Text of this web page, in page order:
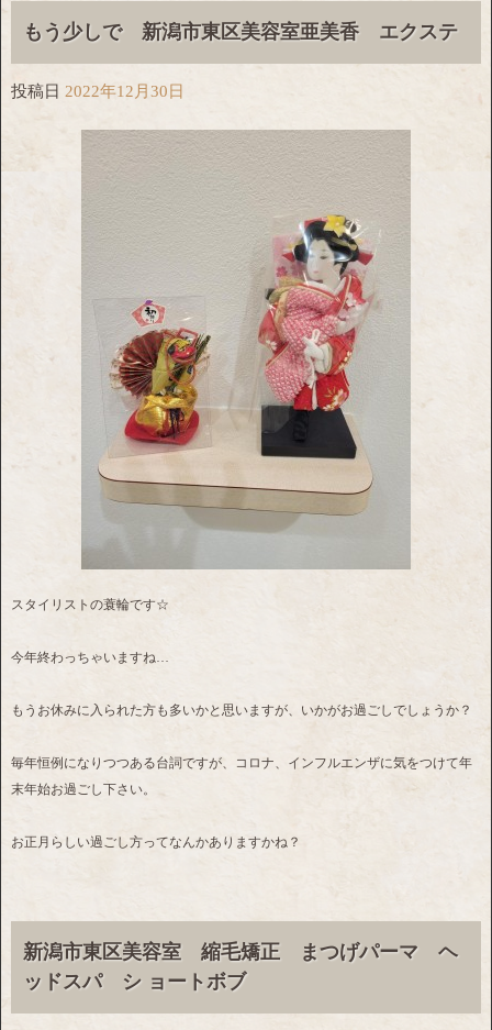
もう少しで 新潟市東区美容室亜美香 エクステ
投稿日 2022年12月30日
スタイリストの蓑輪です☆
今年終わっちゃいますね…
もうお休みに入られた方も多いかと思いますが、いかがお過ごしでしょうか？
毎年恒例になりつつある台詞ですが、コロナ、インフルエンザに気をつけて年
末年始お過ごし下さい。
お正月らしい過ごし方ってなんかありますかね？
新潟市東区美容室 縮毛矯正 まつげパーマ ヘ
ッドスパ シ ョートボブ